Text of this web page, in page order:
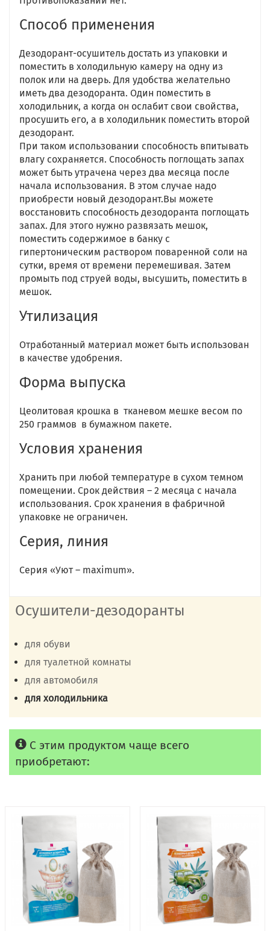
Способ применения
Дезодорант-осушитель достать из упаковки и
поместить в холодильную камеру на одну из
полок или на дверь. Для удобства желательно
иметь два дезодоранта. Один поместить в
холодильник, а когда он ослабит свои свойства,
просушить его, а в холодильник поместить второй
дезодорант.
При таком использовании способность впитывать
влагу сохраняется. Способность поглощать запах
может быть утрачена через два месяца после
начала использования. В этом случае надо
приобрести новый дезодорант.Вы можете
восстановить способность дезодоранта поглощать
запах. Для этого нужно развязать мешок,
поместить содержимое в банку с
гипертоническим раствором поваренной соли на
сутки, время от времени перемешивая. Затем
промыть под струей воды, высушить, поместить в
мешок.
Утилизация
Отработанный материал может быть использован
в качестве удобрения.
Форма выпуска
Цеолитовая крошка в тканевом мешке весом по
250 граммов в бумажном пакете.
Условия хранения
Хранить при любой температуре в сухом темном
помещении. Срок действия – 2 месяца с начала
использования. Срок хранения в фабричной
упаковке не ограничен.
Серия, линия
Серия «Уют – maximum».
Осушители-дезодоранты
для обуви
для туалетной комнаты
для автомобиля
для холодильника
С этим продуктом чаще всего
приобретают: